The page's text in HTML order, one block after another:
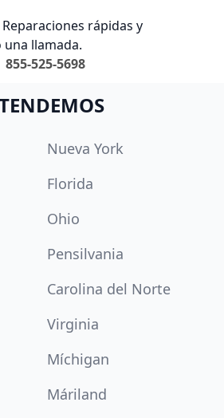
rápidas y
llamada.
855-525-5698
Nueva York
Florida
Ohio
Pensilvania
Carolina del Norte
Virginia
Míchigan
Máriland